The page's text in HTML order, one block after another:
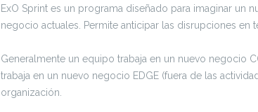
ExO Sprint es un programa diseñado para imaginar
negocio actuales. Permite anticipar las disrupciones en
Generalmente un equipo trabaja en un nuevo negocio
trabaja en un nuevo negocio EDGE (fuera de las
organización.